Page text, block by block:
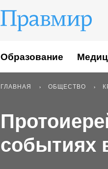
Образование
ГЛАВНАЯ ОБЩЕСТВО
событиях